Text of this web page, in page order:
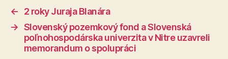
←
2 roky Juraja Blanára
→ Slovenský pozemkový fond a Slovenská
poľnohospodárska univerzita v Nitre uzavreli
memorandum o spolupráci